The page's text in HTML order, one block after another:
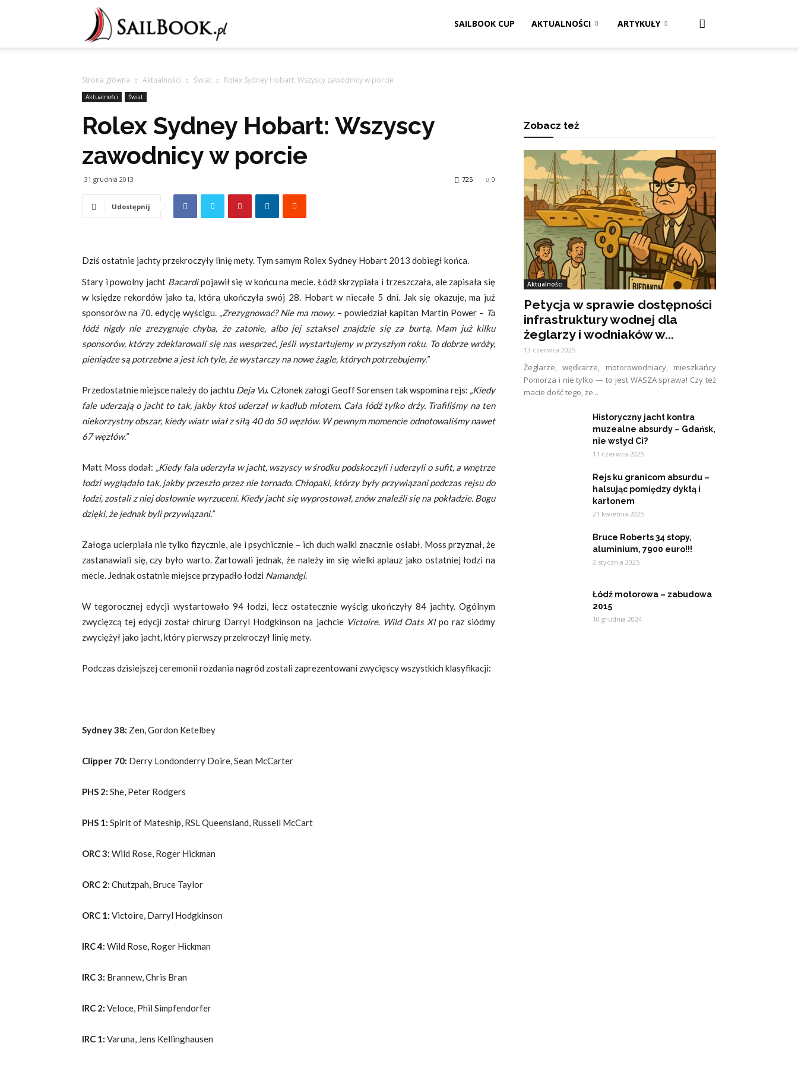
SAILBOOK CUP AKTUALNOŚCI ARTYKUŁY
Strona główna Aktualności Świat Rolex Sydney Hobart: Wszyscy zawodnicy w porcie
Aktualności Świat
Rolex Sydney Hobart: Wszyscy
zawodnicy w porcie
31 grudnia 2013 0
725
Udostępnij
Dziś ostatnie jachty przekroczyły linię mety. Tym samym Rolex Sydney Hobart 2013 dobiegł końca.
Stary i powolny jacht Bacardipojawił się w końcu na mecie. Łódź skrzypiała i trzeszczała, ale zapisała się
w księdze rekordów jako ta, która ukończyła swój 28. Hobart w niecałe 5 dni. Jak się okazuje, ma już
sponsorów na 70. edycję wyścigu. „Zrezygnować? Nie ma mowy. – powiedział kapitan Martin Power – Ta
łódź nigdy nie zrezygnuje chyba, że zatonie, albo jej sztaksel znajdzie się za burtą. Mam już kilku
sponsorów, którzy zdeklarowali się nas wesprzeć, jeśli wystartujemy w przyszłym roku. To dobrze wróży,
pieniądze są potrzebne a jest ich tyle, że wystarczy na nowe żagle, których potrzebujemy.”
Przedostatnie miejsce należy do jachtu Deja Vu. Członek załogi Geoff Sorensen tak wspomina rejs: „Kiedy
fale uderzają o jacht to tak, jakby ktoś uderzał w kadłub młotem. Cała łódź tylko drży. Trafiliśmy na ten
niekorzystny obszar, kiedy wiatr wiał z siłą 40 do 50 węzłów. W pewnym momencie odnotowaliśmy nawet
67 węzłów.”
Matt Moss dodał: „Kiedy fala uderzyła w jacht, wszyscy w środku podskoczyli i uderzyli o sufit, a wnętrze
łodzi wyglądało tak, jakby przeszło przez nie tornado. Chłopaki, którzy były przywiązani podczas rejsu do
łodzi, zostali z niej dosłownie wyrzuceni. Kiedy jacht się wyprostował, znów znaleźli się na pokładzie. Bogu
dzięki, że jednak byli przywiązani.”
Załoga ucierpiała nie tylko fizycznie, ale i psychicznie – ich duch walki znacznie osłabł. Moss przyznał, że
zastanawiali się, czy było warto. Żartowali jednak, że należy im się wielki aplauz jako ostatniej łodzi na
mecie. Jednak ostatnie miejsce przypadło łodzi Namandgi.
W tegorocznej edycji wystartowało 94 łodzi, lecz ostatecznie wyścig ukończyły 84 jachty. Ogólnym
zwycięzcą tej edycji został chirurg Darryl Hodgkinson na jachcie Victoire. Wild Oats XIpo raz siódmy
zwyciężył jako jacht, który pierwszy przekroczył linię mety.
Podczas dzisiejszej ceremonii rozdania nagród zostali zaprezentowani zwycięscy wszystkich klasyfikacji:
Sydney 38: Zen, Gordon Ketelbey
Clipper 70: Derry Londonderry Doire, Sean McCarter
PHS 2: She, Peter Rodgers
PHS 1: Spirit of Mateship, RSL Queensland, Russell McCart
ORC 3: Wild Rose, Roger Hickman
ORC 2: Chutzpah, Bruce Taylor
ORC 1: Victoire, Darryl Hodgkinson
IRC 4: Wild Rose, Roger Hickman
IRC 3: Brannew, Chris Bran
IRC 2: Veloce, Phil Simpfendorfer
IRC 1: Varuna, Jens Kellinghausen
Zobacz też
Aktualności
Petycja w sprawie dostępności
infrastruktury wodnej dla
żeglarzy i wodniaków w...
13 czerwca 2025
Żeglarze, wędkarze, motorowodniacy, mieszkańcy
Pomorza i nie tylko — to jest WASZA sprawa! Czy też
macie dość tego, że...
Historyczny jacht kontra
muzealne absurdy – Gdańsk,
nie wstyd Ci?
11 czerwca 2025
Rejs ku granicom absurdu –
halsując pomiędzy dyktą i
kartonem
21 kwietnia 2025
Bruce Roberts 34 stopy,
aluminium, 7900 euro!!!
2 stycznia 2025
Łódź motorowa – zabudowa
2015
10 grudnia 2024